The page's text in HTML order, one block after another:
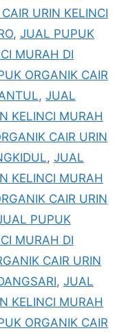
URIN KELINCI
, JUAL PUPUK
MURAH DI
ORGANIK CAIR
, JUAL
KELINCI MURAH
CAIR URIN
, JUAL
KELINCI MURAH
CAIR URIN
PUPUK
MURAH DI
CAIR URIN
, JUAL
KELINCI MURAH
ORGANIK CAIR